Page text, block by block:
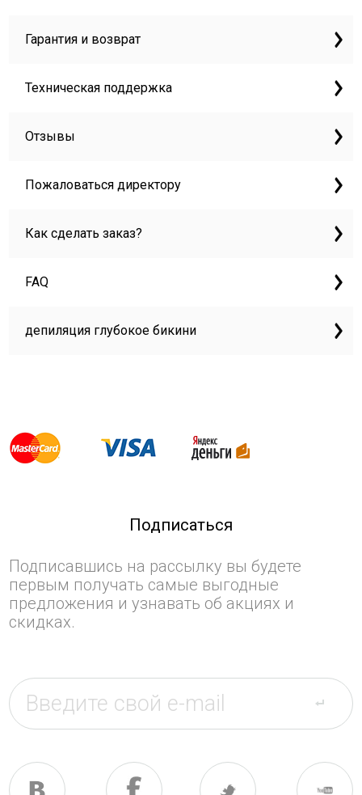
Гарантия и возврат
Техническая поддержка
Отзывы
Пожаловаться директору
Как сделать заказ?
FAQ
депиляция глубокое бикини
Подписаться
Подписавшись на рассылку вы будете
первым получать самые выгодные
предложения и узнавать об акциях и
скидках.